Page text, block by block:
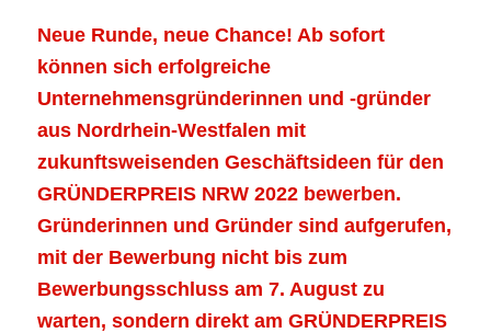
Neue Runde, neue Chance! Ab sofort
können sich erfolgreiche
Unternehmensgründerinnen und -gründer
aus Nordrhein-Westfalen mit
zukunftsweisenden Geschäftsideen für den
GRÜNDERPREIS NRW 2022 bewerben.
Gründerinnen und Gründer sind aufgerufen,
mit der Bewerbung nicht bis zum
Bewerbungsschluss am 7. August zu
warten, sondern direkt am GRÜNDERPREIS